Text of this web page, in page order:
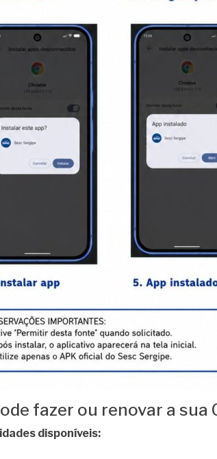
fazer ou renovar a
disponíveis: